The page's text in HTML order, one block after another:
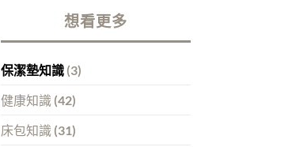
想看更多
保潔墊知識 (3)
健康知識 (42)
床包知識 (31)